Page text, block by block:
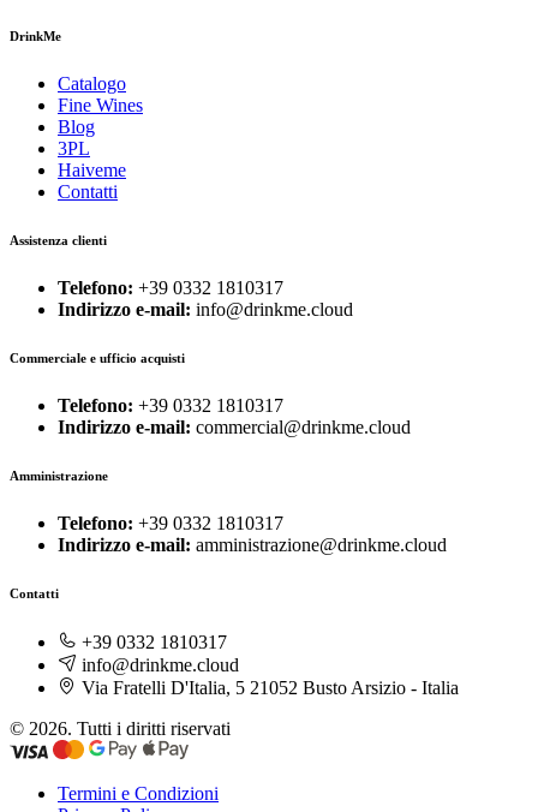
DrinkMe
Catalogo
Fine Wines
Blog
3PL
Haiveme
Contatti
Assistenza clienti
Telefono: +39 0332 1810317
Indirizzo e-mail: info@drinkme.cloud
Commerciale e ufficio acquisti
Telefono: +39 0332 1810317
Indirizzo e-mail: commercial@drinkme.cloud
Amministrazione
Telefono: +39 0332 1810317
Indirizzo e-mail: amministrazione@drinkme.cloud
Contatti
+39 0332 1810317
info@drinkme.cloud
Via Fratelli D'Italia, 5 21052 Busto Arsizio - Italia
© 2026. Tutti i diritti riservati
Termini e Condizioni